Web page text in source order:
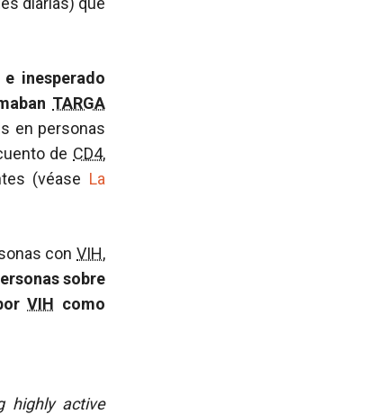
inesperado
TARGA
en personas
de CD4,
(véase La
conVIH,
sobre
VIH como
highly active